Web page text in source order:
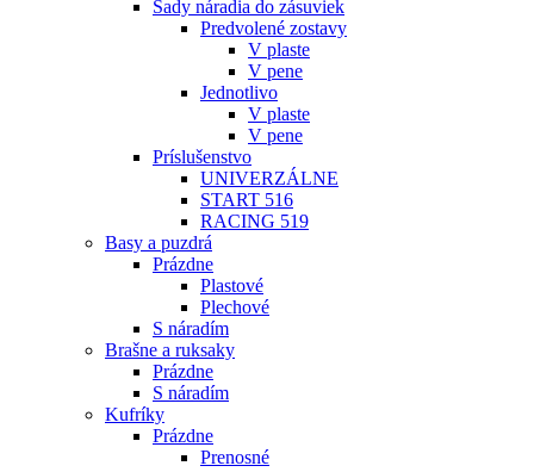
Sady náradia do zásuviek
Predvolené zostavy
V plaste
V pene
Jednotlivo
V plaste
V pene
Príslušenstvo
UNIVERZÁLNE
START 516
RACING 519
Basy a puzdrá
Prázdne
Plastové
Plechové
S náradím
Brašne a ruksaky
Prázdne
S náradím
Kufríky
Prázdne
Prenosné